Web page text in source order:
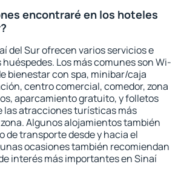
encontraré en los hoteles
del Sur ofrecen varios servicios e
Los más comunes son Wi-
bienestar con spa, minibar/caja
centro comercial, comedor, zona
aparcamiento gratuito, y folletos
las atracciones turísticas más
Algunos alojamientos también
de transporte desde y hacia el
ocasiones también recomiendan
interés más importantes en Sinaí